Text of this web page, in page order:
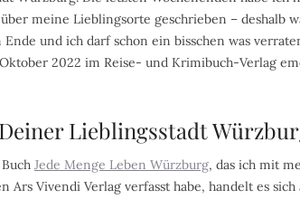
meine Lieblingsorte geschrieben – deshalb
Ende und ich darf schon ein bisschen was
2022 im Reise- und Krimibuch-Verlag
Lieblingsstadt
Jede Menge Leben Würzburg, das ich mit
Ars Vivendi Verlag verfasst habe, handelt es